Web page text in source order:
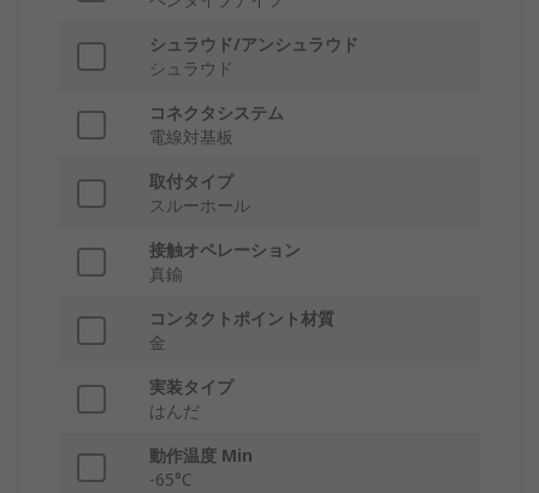
シュラウド/アンシュラウド
シュラウド
コネクタシステム
電線対基板
取付タイプ
スルーホール
接触オペレーション
真鍮
コンタクトポイント材質
金
実装タイプ
はんだ
動作温度 Min
-65°C